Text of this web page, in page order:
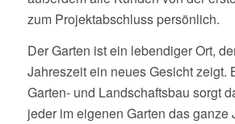
zum Projektabschluss persönlich.
Der Garten ist ein lebendiger Ort,
Jahreszeit ein neues Gesicht zeigt.
Garten- und Landschaftsbau sorgt
jeder im eigenen Garten das ganze